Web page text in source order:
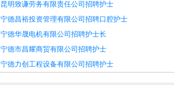
昆明致谦劳务有限责任公司招聘护士
宁德昌裕投资管理有限公司招聘口腔护士
宁德华晟电机有限公司招聘护士长
宁德市昌耀商贸有限公司招聘护士
宁德力创工程设备有限公司招聘护士